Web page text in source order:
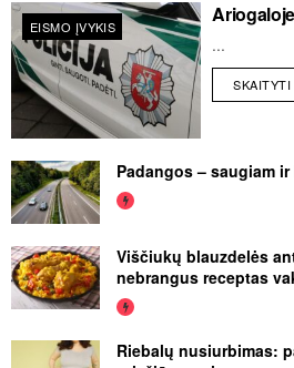
EISMO ĮVYKIS
...
Padangos – saugiam
Viščiukų blauzdelės
nebrangus receptas
Riebalų nusiurbimas: